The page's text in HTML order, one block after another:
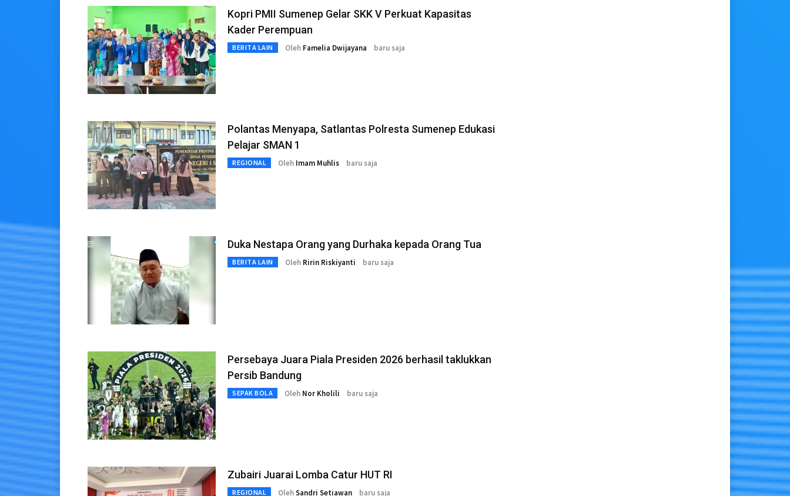
Kopri PMII Sumenep Gelar SKK V Perkuat Kapasitas
Kader Perempuan
BERITA LAIN Oleh Famelia Dwijayana baru saja
Polantas Menyapa, Satlantas Polresta Sumenep Edukasi
Pelajar SMAN 1
REGIONAL Oleh Imam Muhlis baru saja
Duka Nestapa Orang yang Durhaka kepada Orang Tua
BERITA LAIN Oleh Ririn Riskiyanti baru saja
Persebaya Juara Piala Presiden 2026 berhasil taklukkan
Persib Bandung
SEPAK BOLA Oleh Nor Kholili baru saja
Zubairi Juarai Lomba Catur HUT RI
REGIONAL OlehSandri Setiawan baru saja